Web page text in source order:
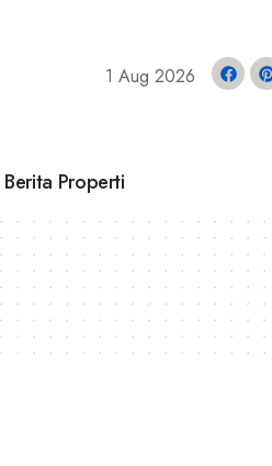
1 Aug 2026
Berita Properti